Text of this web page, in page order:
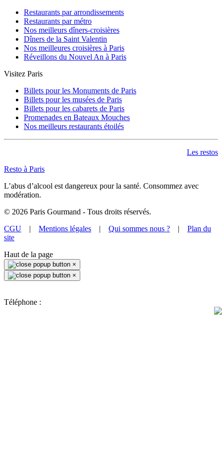
Restaurants par arrondissements
Restaurants par métro
Nos meilleurs dîners-croisières
Dîners de la Saint Valentin
Nos meilleures croisières à Paris
Réveillons du Nouvel An à Paris
Visitez Paris
Billets pour les Monuments de Paris
Billets pour les musées de Paris
Billets pour les cabarets de Paris
Promenades en Bateaux Mouches
Nos meilleurs restaurants étoilés
Les restos
Resto à Paris
L’abus d’alcool est dangereux pour la santé. Consommez avec
modération.
© 2026 Paris Gourmand - Tous droits réservés.
CGU | Mentions légales | Qui sommes nous ? | Plan du
site
Haut de la page
×
×
Téléphone :